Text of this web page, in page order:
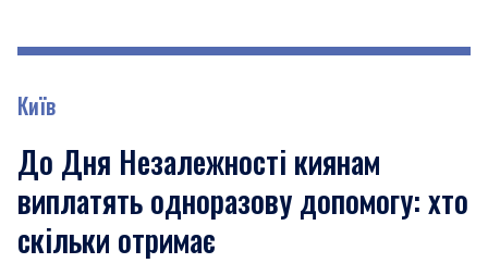
Київ
До Дня Незалежності киянам
виплатять одноразову допомогу: хто
скільки отримає